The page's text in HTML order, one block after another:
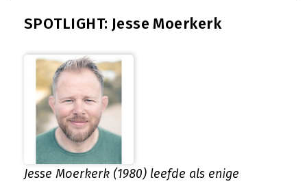
SPOTLIGHT: Jesse Moerkerk
Jesse Moerkerk (1980) leefde als enige